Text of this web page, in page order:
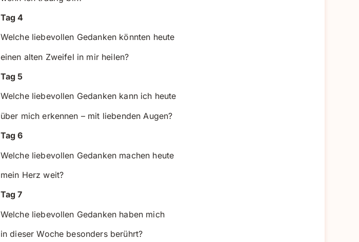
Tag 4
Welche liebevollen Gedanken könnten heute
einen alten Zweifel in mir heilen?
Tag 5
Welche liebevollen Gedanken kann ich heute
über mich erkennen – mit liebenden Augen?
Tag 6
Welche liebevollen Gedanken machen heute
mein Herz weit?
Tag 7
Welche liebevollen Gedanken haben mich
in dieser Woche besonders berührt?